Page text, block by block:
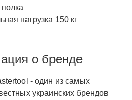
нагрузка 150 кг
о бренде
- один из самых
украинских брендов